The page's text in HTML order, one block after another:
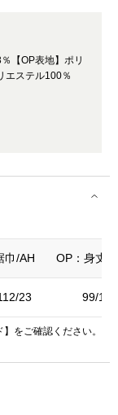
【OP表地】ポリ
エステル100％
巾/AH OP：身丈/
23 99/120
をご確認ください。